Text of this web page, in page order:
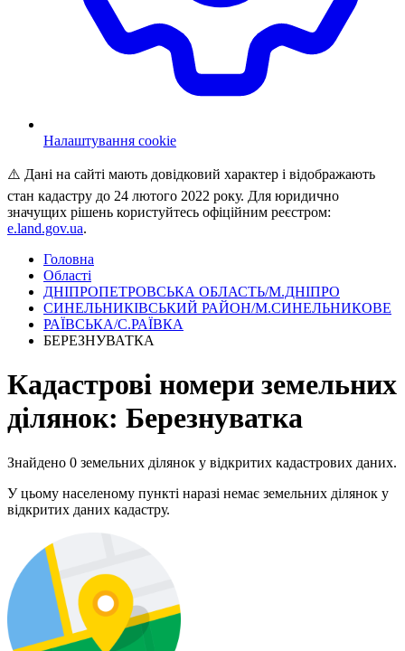
Налаштування cookie
⚠️ Дані на сайті мають довідковий характер і відображають
стан кадастру до 24 лютого 2022 року. Для юридично
значущих рішень користуйтесь офіційним реєстром:
e.land.gov.ua.
Головна
Області
ДНІПРОПЕТРОВСЬКА ОБЛАСТЬ/М.ДНІПРО
СИНЕЛЬНИКІВСЬКИЙ РАЙОН/М.СИНЕЛЬНИКОВЕ
РАЇВСЬКА/С.РАЇВКА
БЕРЕЗНУВАТКА
Кадастрові номери земельних
ділянок: Березнуватка
Знайдено 0 земельних ділянок у відкритих кадастрових даних.
У цьому населеному пункті наразі немає земельних ділянок у
відкритих даних кадастру.